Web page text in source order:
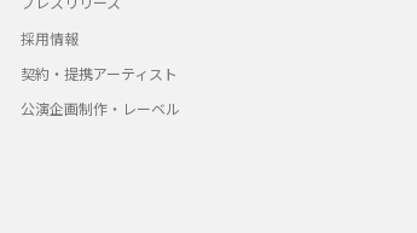
採用情報
契約・提携アーティスト
公演企画制作・レーベル